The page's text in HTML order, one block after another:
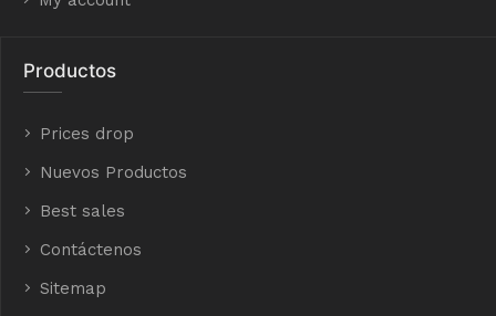
Productos
Prices drop
Nuevos Productos
Best sales
Contáctenos
Sitemap